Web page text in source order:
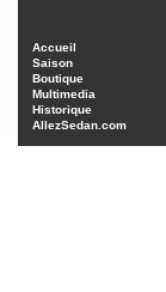
Accueil
Saison
Boutique
Multimedia
Historique
AllezSedan.com